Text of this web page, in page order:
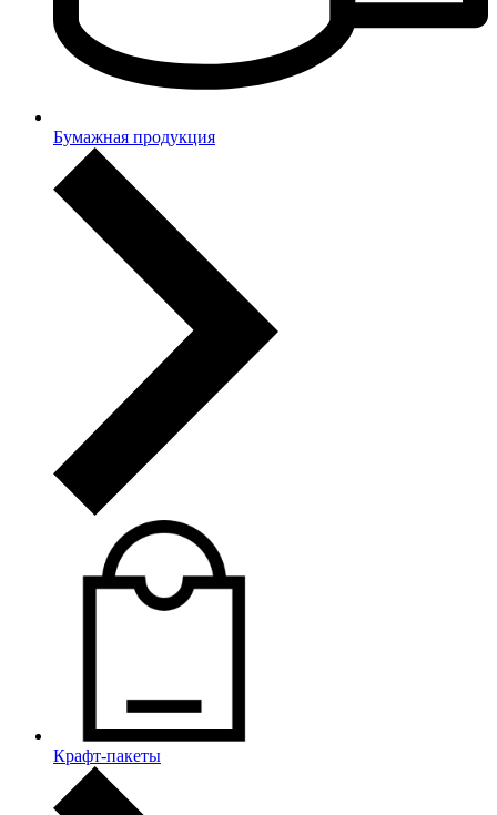
Бумажная продукция
Крафт-пакеты